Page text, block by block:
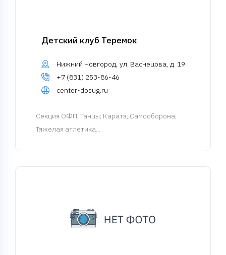
Детский клуб Теремок
Нижний Новгород, ул. Васнецова, д. 19
+7 (831) 253-86-46
center-dosug.ru
Cекция ОФП; Танцы; Каратэ; Самооборона;
Тяжелая атлетика...